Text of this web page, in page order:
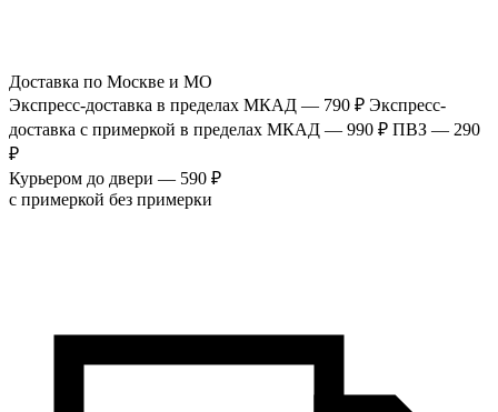
Доставка по Москве и МО
Экспресс-доставка в пределах МКАД — 790 ₽ Экспресс-
доставка с примеркой в пределах МКАД — 990 ₽ ПВЗ — 290
₽
Курьером до двери — 590 ₽
с примеркой без примерки